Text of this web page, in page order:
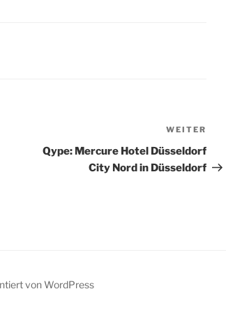
WEITER
Qype: Mercure Hotel Düsseldorf
City Nord in Düsseldorf
von WordPress